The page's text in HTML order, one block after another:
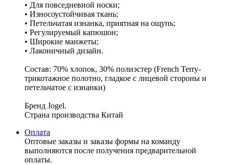
• Для повседневной носки;
• Износоустойчивая ткань;
• Петельчатая изнанка, приятная на ощупь;
• Регулируемый капюшон;
• Широкие манжеты;
• Лаконичный дизайн.
Состав: 70% хлопок, 30% полиэстер (French Terry-
трикотажное полотно, гладкое с лицевой стороны и
петельчатое с изнанки)
Бренд Jogel.
Страна производства Китай
Оплата
Оптовые заказы и заказы формы на команду
выполняются после получения предварительной
оплаты.